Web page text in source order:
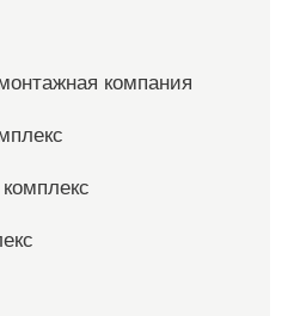
компания